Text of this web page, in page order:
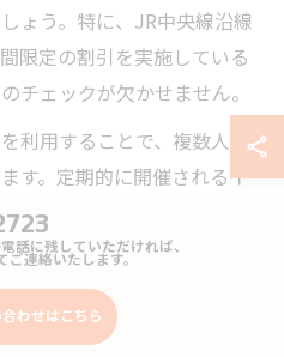
ょう。特に、JR中央線沿線
限定の割引を実施している
チェックが欠かせません。
利用することで、複数人で
す。定期的に開催されるイ
なども、費用負担を軽減し
するポイントです。習い事
方も、割引制度を賢く活用
続けましょう。
話に残していただければ、
ご連絡いたします。
わせはこちら